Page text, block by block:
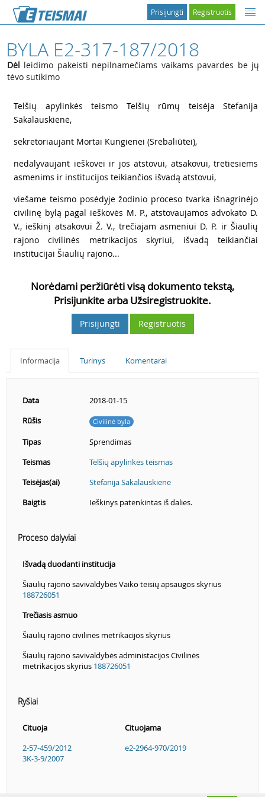
Registruotis
Prisijungti
BYLA E2-317-187/2018
Dėl leidimo pakeisti nepilnamečiams vaikams pavardes be jų
tėvo sutikimo
Telšių apylinkės teismo Telšių rūmų teisėja Stefanija
Sakalauskienė,
sekretoriaujant Mortai Kungienei (Srėbaliūtei),
nedalyvaujant ieškovei ir jos atstovui, atsakovui, tretiesiems
asmenims ir institucijos teikiančios išvadą atstovui,
viešame teismo posėdyje žodinio proceso tvarka išnagrinėjo
civilinę bylą pagal ieškovės M. P., atstovaujamos advokato D.
V., ieškinį atsakovui Ž. V., trečiajam asmeniui D. P. ir Šiaulių
rajono civilinės metrikacijos skyriui, išvadą teikiančiai
institucijai Šiaulių rajono...
Norėdami peržiūrėti visą dokumento tekstą,
Prisijunkite arba Užsiregistruokite.
Prisijungti Registruotis
Informacija Turinys Komentarai
Data
2018-01-15
Rūšis
Civilinė byla
Tipas
Sprendimas
Teismas
Telšių apylinkės teismas
Teisėjas(ai)
Stefanija Sakalauskienė
Baigtis
Ieškinys patenkintas iš dalies.
Proceso dalyviai
Išvadą duodanti institucija
Šiaulių rajono savivaldybės Vaiko teisių apsaugos skyrius
188726051
Trečiasis asmuo
Šiaulių rajono civilinės metrikacijos skyrius
Šiaulių rajono savivaldybės administacijos Civilinės
metrikacijos skyrius 188726051
Ryšiai
Cituoja
Cituojama
2-57-459/2012
3K-3-9/2007
e2-2964-970/2019